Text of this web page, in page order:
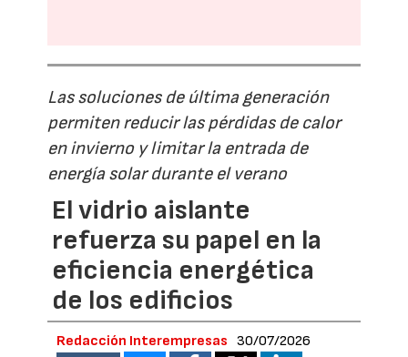
Las soluciones de última generación
permiten reducir las pérdidas de calor
en invierno y limitar la entrada de
energía solar durante el verano
El vidrio aislante
refuerza su papel en la
eficiencia energética
de los edificios
Redacción Interempresas 30/07/2026